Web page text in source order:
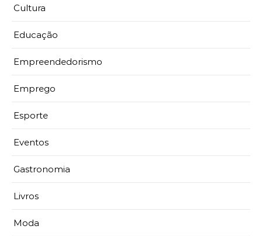
Cultura
Educação
Empreendedorismo
Emprego
Esporte
Eventos
Gastronomia
Livros
Moda